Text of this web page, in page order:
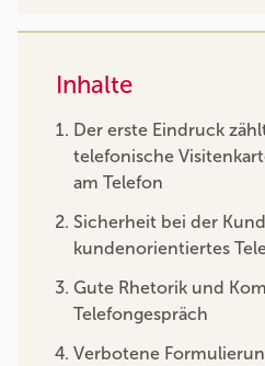
Inhalte
Der erste Eindruck
telefonische
am Telefon
Sicherheit bei der
kundenorientiertes
Gute Rhetorik und
Telefongespräch
Verbotene